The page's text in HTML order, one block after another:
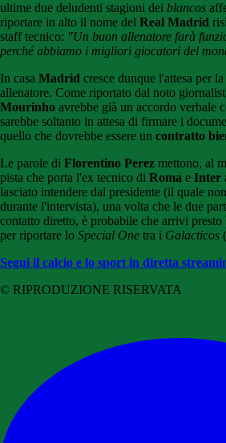
ultime due deludenti stagioni dei blancos
riportare in alto il nome del Real Madrid
staff tecnico: "Un buon allenatore farà
perché abbiamo i migliori giocatori del
In casa Madrid cresce dunque l'attesa per
allenatore. Come riportato dal noto
Mourinho avrebbe già un accordo verbale
sarebbe soltanto in attesa di firmare i
quello che dovrebbe essere un contratto
Le parole di Florentino Perez mettono, al
pista che porta l'ex tecnico di Roma e Inter
lasciato intendere dal presidente (il quale
durante l'intervista), una volta che le due
contatto diretto, è probabile che arrivi
per riportare lo Special One tra i Galacticos
Segui il calcio e lo sport in diretta
© RIPRODUZIONE RISERVATA